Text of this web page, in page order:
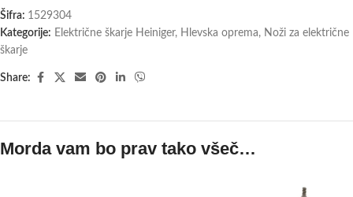
Šifra: 1529304
Kategorije: Električne škarje Heiniger, Hlevska oprema, Noži za električne
škarje
Share:
Morda vam bo prav tako všeč…